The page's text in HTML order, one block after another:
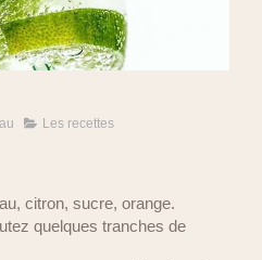
Les recettes
citron, sucre, orange.
quelques tranches de